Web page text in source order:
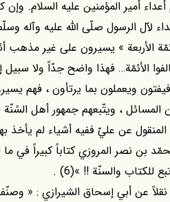
ـ ، وهم أعداء أمير المؤمنين عليه
لآل الرسول صلّى الله عليه وآله
الأربعة » يسيرون على غير مذهب
الأئمّة… فهذا واضح جدّاً ولا سبيل
ويعملون بما يرتأون ، فهم
، ويتّبعهم جمهور أهل
عن عليّ ففيه أشياء لم يأخذ
بن نصر المروزي كتاباً كبيراً في
للكتاب والسنّة !! »(6) .
عن أبي إسحاق الشيرازي : «